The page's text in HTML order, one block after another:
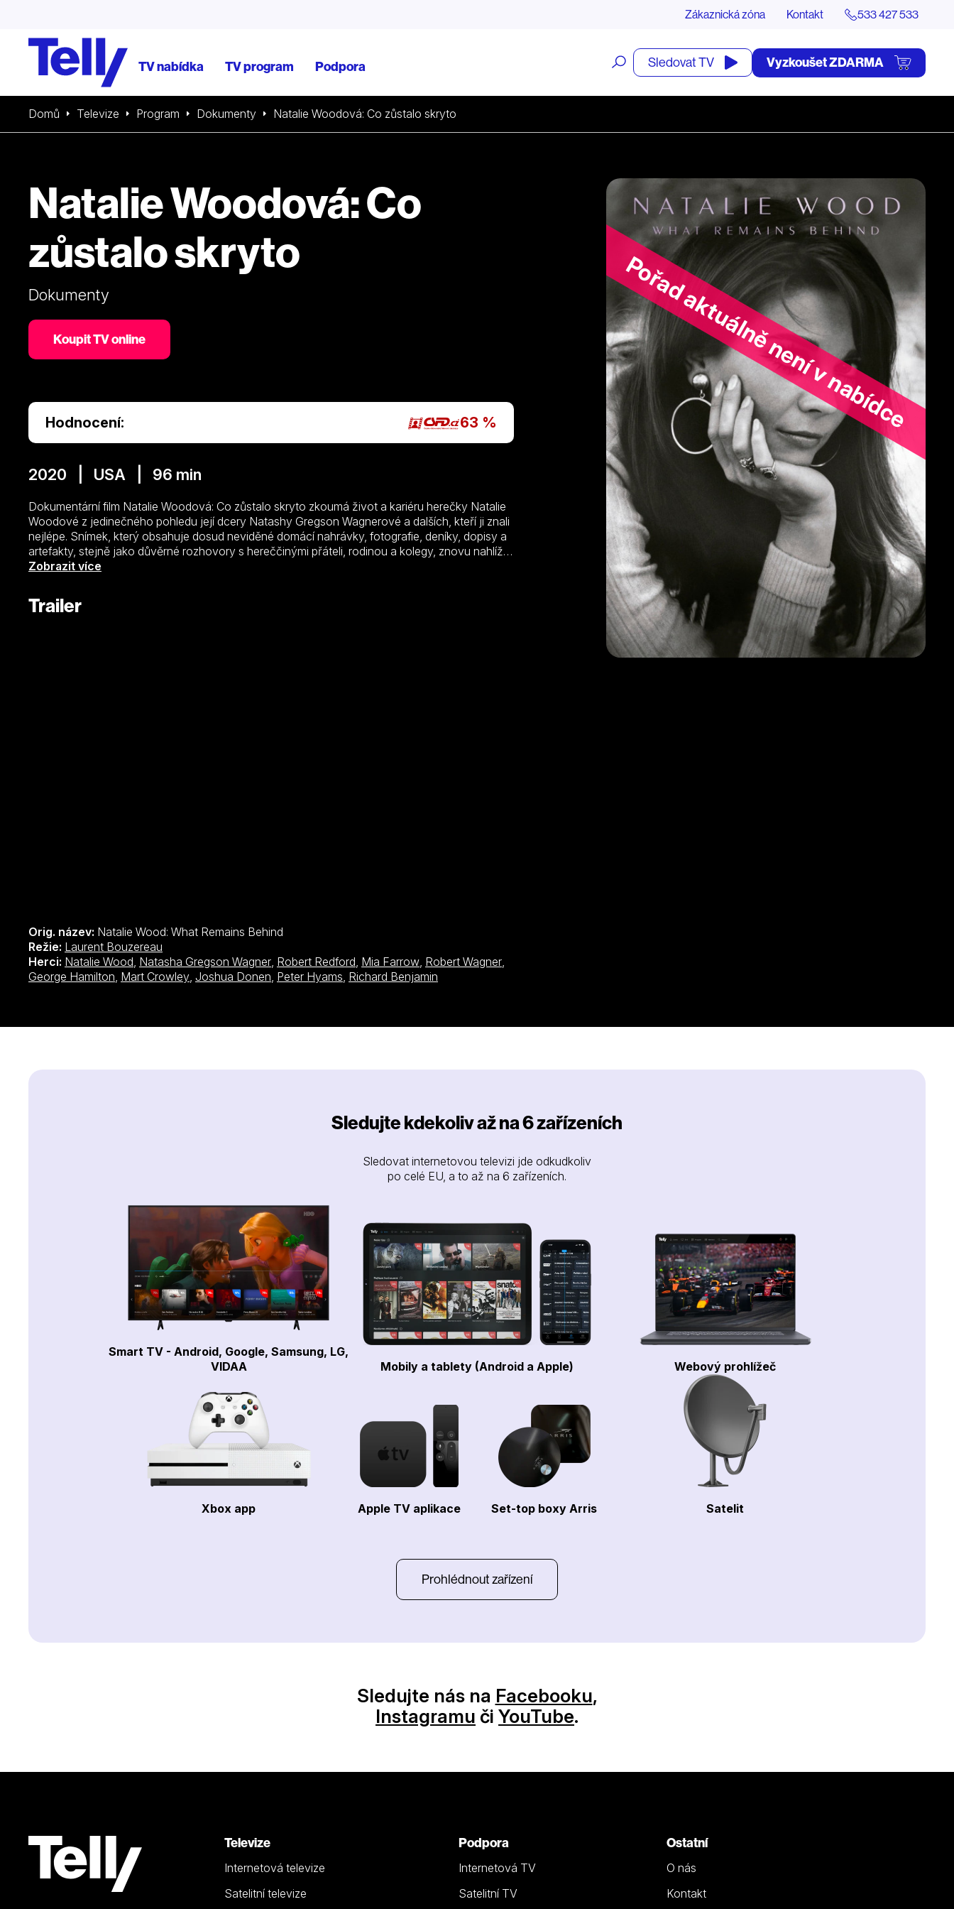
Zákaznická zóna Kontakt 533 427 533
TV nabídka TV program Podpora
Otevřít
vyhledávání
Sledovat TV Vyzkoušet ZDARMA
Domů Televize Program Dokumenty Natalie Woodová: Co zůstalo skryto
Pořad aktuálně není v nabídce
Natalie Woodová: Co
zůstalo skryto
Dokumenty
Koupit TV online
Hodnocení: 63 %
2020 | USA | 96 min
Dokumentární film Natalie Woodová: Co zůstalo skryto zkoumá život a kariéru herečky Natalie
Woodové z jedinečného pohledu její dcery Natashy Gregson Wagnerové a dalších, kteří ji znali
nejlépe. Snímek, který obsahuje dosud neviděné domácí nahrávky, fotografie, deníky, dopisy a
artefakty, stejně jako důvěrné rozhovory s hereččinými přáteli, rodinou a kolegy, znovu nahlíží
na její osobní i profesní úspěchy a výzvy, které byly zastíněny tragickou smrtí ve 43 letech.
Zobrazit více
Trailer
Orig. název: Natalie Wood: What Remains Behind
Režie: Laurent Bouzereau
Herci: Natalie Wood Natasha Gregson Wagner Robert Redford Mia Farrow Robert Wagner
George Hamilton Mart Crowley Joshua Donen Peter Hyams Richard Benjamin
Sledujte kdekoliv až na 6 zařízeních
Sledovat internetovou televizi jde odkudkoliv
po celé EU, a to až na 6 zařízeních.
Smart TV - Android, Google, Samsung, LG,
VIDAA
Mobily a tablety (Android a Apple) Webový prohlížeč
Xbox app Apple TV aplikace Set-top boxy Arris Satelit
Prohlédnout zařízení
Sledujte nás na Facebooku,
Instagramu či YouTube.
Televize
Internetová televize
Satelitní televize
Podpora
Internetová TV
Satelitní TV
Ostatní
O nás
Kontakt